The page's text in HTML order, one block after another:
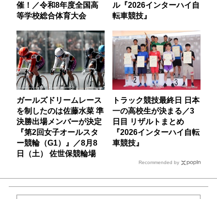
催！／令和8年度全国高
等学校総合体育大会
ル『2026インターハイ自
転車競技』
ガールズドリームレース
を制したのは佐藤水菜 準
決勝出場メンバーが決定
『第2回女子オールスタ
ー競輪（G1）』／8月8
日（土） 佐世保競輪場
トラック競技最終日 日本
一の高校生が決まる／3
日目 リザルトまとめ
『2026インターハイ自転
車競技』
Recommended by